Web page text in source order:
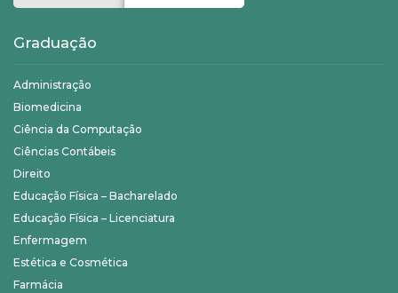
Graduação
Administração
Biomedicina
Ciência da Computação
Ciências Contábeis
Direito
Educação Física – Bacharelado
Educação Física – Licenciatura
Enfermagem
Estética e Cosmética
Farmácia